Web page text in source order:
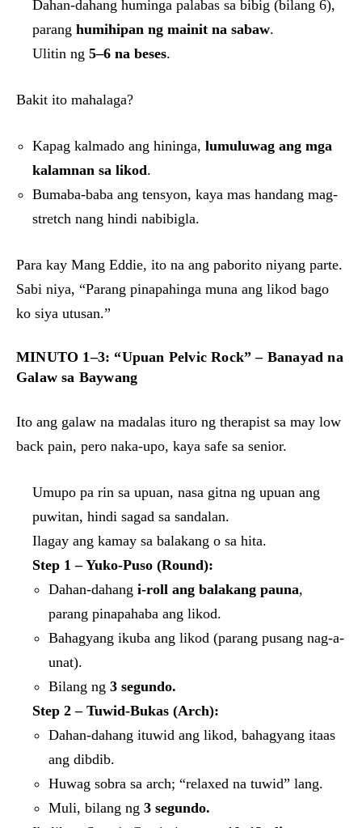
Dahan-dahang huminga palabas sa bibig (bilang 6),
parang humihipan ng mainit na sabaw.
Ulitin ng 5–6 na beses.
Bakit ito mahalaga?
Kapag kalmado ang hininga, lumuluwag ang mga
kalamnan sa likod.
Bumaba-baba ang tensyon, kaya mas handang mag-
stretch nang hindi nabibigla.
Para kay Mang Eddie, ito na ang paborito niyang parte.
Sabi niya, “Parang pinapahinga muna ang likod bago
ko siya utusan.”
MINUTO 1–3: “Upuan Pelvic Rock” – Banayad na
Galaw sa Baywang
Ito ang galaw na madalas ituro ng therapist sa may low
back pain, pero naka-upo, kaya safe sa senior.
Umupo pa rin sa upuan, nasa gitna ng upuan ang
puwitan, hindi sagad sa sandalan.
Ilagay ang kamay sa balakang o sa hita.
Step 1 – Yuko-Puso (Round):
Dahan-dahang i-roll ang balakang pauna,
parang pinapahaba ang likod.
Bahagyang ikuba ang likod (parang pusang nag-a-
unat).
Bilang ng 3 segundo.
Step 2 – Tuwid-Bukas (Arch):
Dahan-dahang ituwid ang likod, bahagyang itaas
ang dibdib.
Huwag sobra sa arch; “relaxed na tuwid” lang.
Muli, bilang ng 3 segundo.